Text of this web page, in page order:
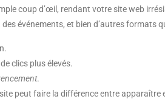
coup d’œil, rendant votre site web
événements, et bien d’autres formats
clics plus élevés.
.
peut faire la différence entre